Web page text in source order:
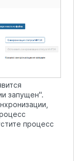
запущен".
процесс